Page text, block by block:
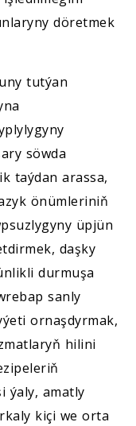
döretmek
tutýan
söwda
taýdan arassa,
önümleriniň
üpjün
daşky
durmuşa
sanly
ornaşdyrmak,
hilini
ýaly, amatly
kiçi we orta